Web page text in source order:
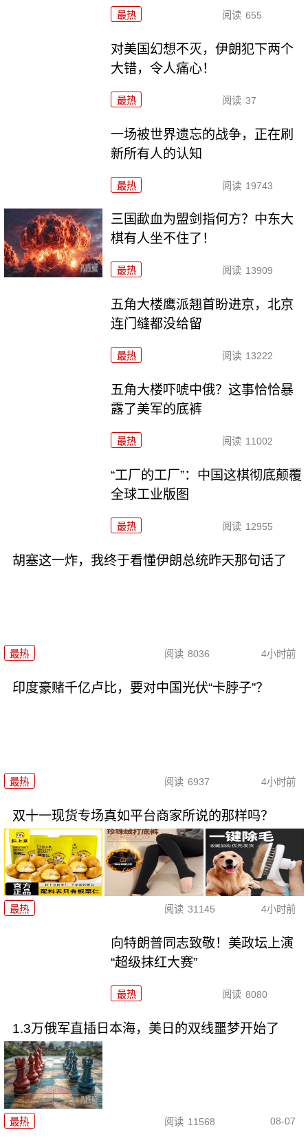
最热 阅读 655
对美国幻想不灭，伊朗犯下两个
大错，令人痛心！
最热 阅读 37
一场被世界遗忘的战争，正在刷
新所有人的认知
最热 阅读 19743
三国歃血为盟剑指何方？中东大
棋有人坐不住了！
最热 阅读 13909
五角大楼鹰派翘首盼进京，北京
连门缝都没给留
最热 阅读 13222
五角大楼吓唬中俄？这事恰恰暴
露了美军的底裤
最热 阅读 11002
“工厂的工厂”：中国这棋彻底颠覆
全球工业版图
最热 阅读 12955
胡塞这一炸，我终于看懂伊朗总统昨天那句话了
最热 阅读 8036 4小时前
印度豪赌千亿卢比，要对中国光伏“卡脖子”？
最热 阅读 6937 4小时前
双十一现货专场真如平台商家所说的那样吗？
最热 阅读 31145 4小时前
向特朗普同志致敬！美政坛上演
“超级抹红大赛”
最热 阅读 8080
1.3万俄军直插日本海，美日的双线噩梦开始了
最热 阅读 11568 08-07